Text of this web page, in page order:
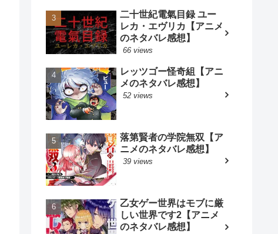
二十世紀電氣目録 ユー
レカ・エヴリカ【アニメ
のネタバレ感想】
66 views
レッツゴー怪奇組【アニ
メのネタバレ感想】
52 views
落第賢者の学院無双【ア
ニメのネタバレ感想】
39 views
乙女ゲー世界はモブに厳
しい世界です2【アニメ
のネタバレ感想】